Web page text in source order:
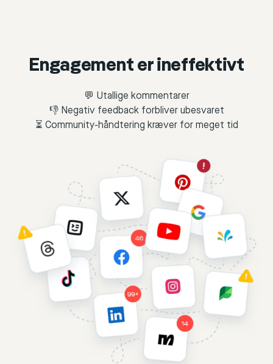
Engagement er ineffektivt
💬 Utallige kommentarer
👎 Negativ feedback forbliver ubesvaret
⏳ Community-håndtering kræver for meget tid